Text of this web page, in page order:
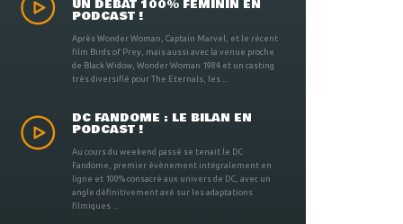
UN DÉBAT 100% FÉMININ EN
PODCAST !
Après Wonder Woman, Captain Marvel, et le récent
film Birds of Prey, mais aussi avec la venue proche
de Black Widow, Wonder Woman 1984 et un casting
très diversifié pour The Eternals, les ...
DC FANDOME : LE BILAN EN
PODCAST !
Au cours du weekend passé se tenait le DC
Fandome, premier évènement intégralement en
ligne et 100% consacré aux univers de DC, avec un
angle définitivement axé sur les adaptations
filmiques ...